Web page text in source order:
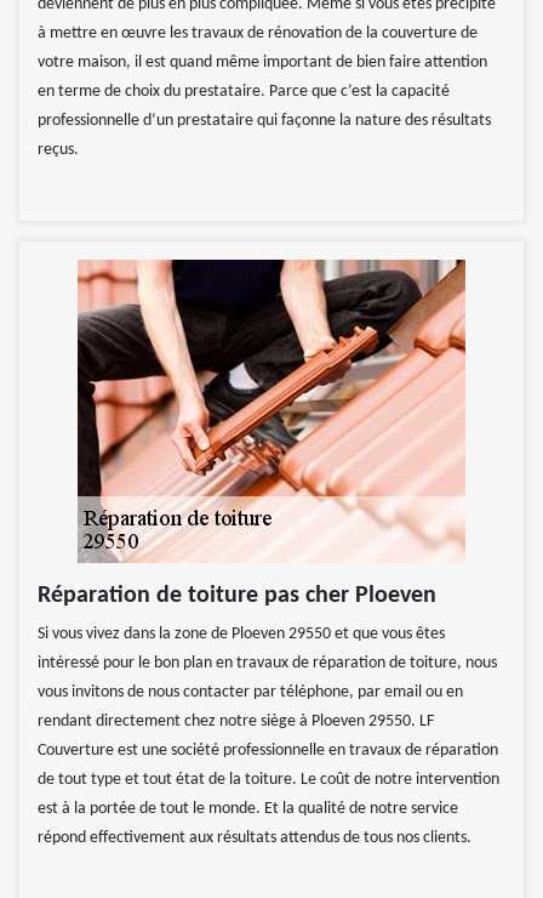
deviennent de plus en plus compliquée. Même si vous êtes précipité
à mettre en œuvre les travaux de rénovation de la couverture de
votre maison, il est quand même important de bien faire attention
en terme de choix du prestataire. Parce que c’est la capacité
professionnelle d’un prestataire qui façonne la nature des résultats
reçus.
Réparation de toiture pas cher Ploeven
Si vous vivez dans la zone de Ploeven 29550 et que vous êtes
intéressé pour le bon plan en travaux de réparation de toiture, nous
vous invitons de nous contacter par téléphone, par email ou en
rendant directement chez notre siège à Ploeven 29550. LF
Couverture est une société professionnelle en travaux de réparation
de tout type et tout état de la toiture. Le coût de notre intervention
est à la portée de tout le monde. Et la qualité de notre service
répond effectivement aux résultats attendus de tous nos clients.